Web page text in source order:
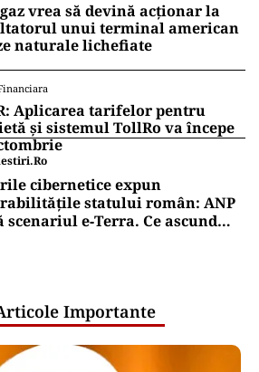
vrea să devină acționar la
unui terminal american
naturale lichefiate
Aplicarea tarifelor pentru
și sistemul TollRo va începe
cibernetice expun
statului român: ANP
scenariul e‑Terra. Ce ascund
Importante